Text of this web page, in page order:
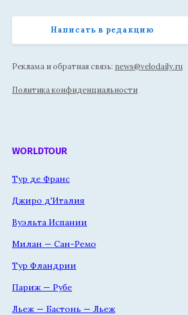
Написать в редакцию
Реклама и обратная связь: news@velodaily.ru
Политика конфиденциальности
WORLDTOUR
Тур де Франс
Джиро д'Италия
Вуэльта Испании
Милан — Сан-Ремо
Тур Фландрии
Париж — Рубе
Льеж — Бастонь — Льеж